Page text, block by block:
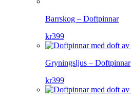
Barrskog – Doftpinnar
kr399
Gryningsljus – Doftpinnar
kr399